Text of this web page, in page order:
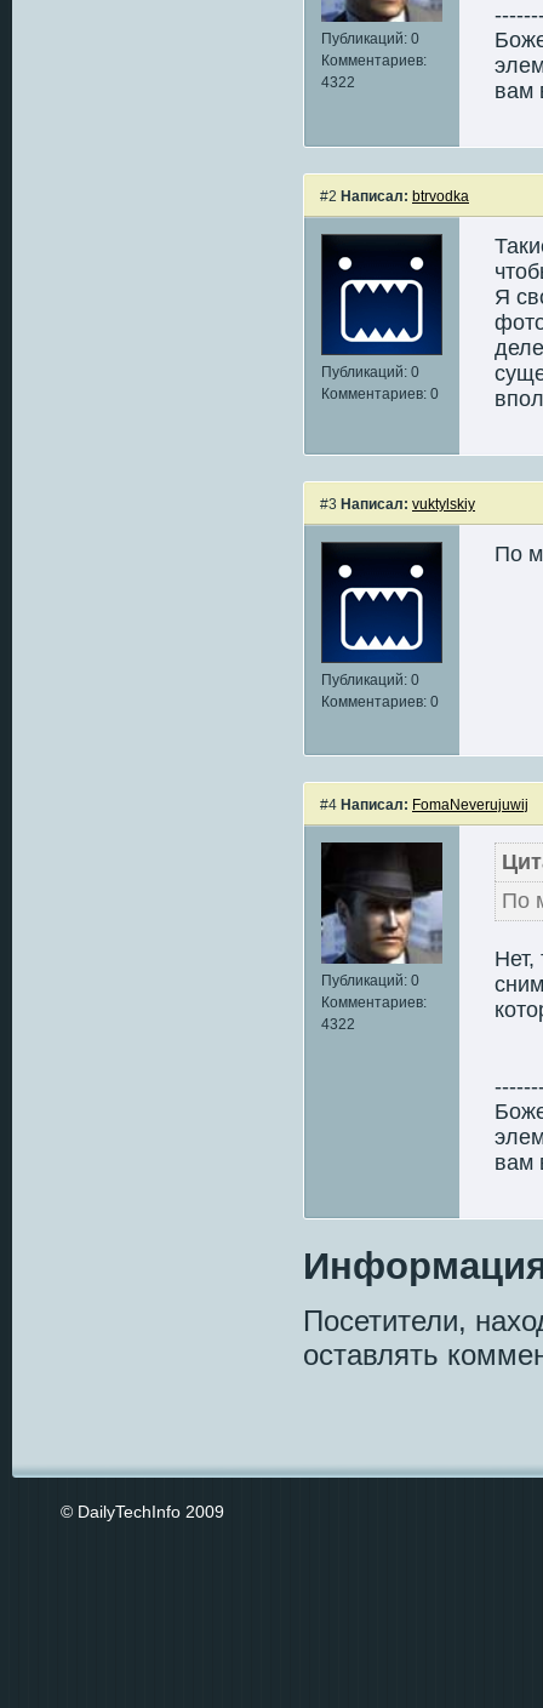
Публикаций: 0
Комментариев:
4322
вам
#2 Написал: btrvodka
Публикаций: 0
Комментариев: 0
Я
#3 Написал: vuktylskiy
Публикаций: 0
Комментариев: 0
По
#4 Написал: FomaNeverujuwij
Публикаций: 0
Комментариев:
4322
По
Нет,
вам
Посетители,
оставлять
© DailyTechInfo 2009